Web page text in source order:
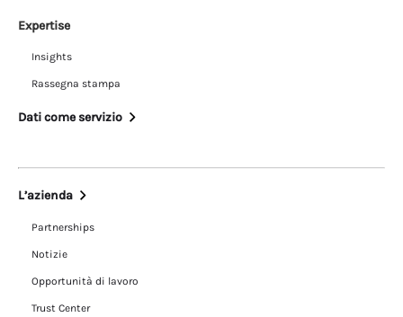
Expertise
Insights
Rassegna stampa
Dati come servizio
L’azienda
Partnerships
Notizie
Opportunità di lavoro
Trust Center